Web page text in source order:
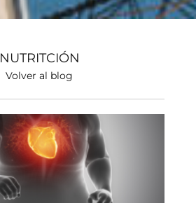
NUTRITCIÓN
Volver al blog